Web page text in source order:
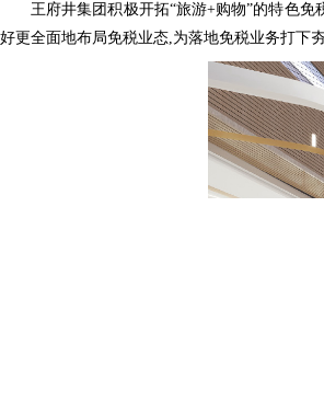
王府井集团积极开拓“旅游+购物”的特色
好更全面地布局免税业态,为落地免税业务打下夯